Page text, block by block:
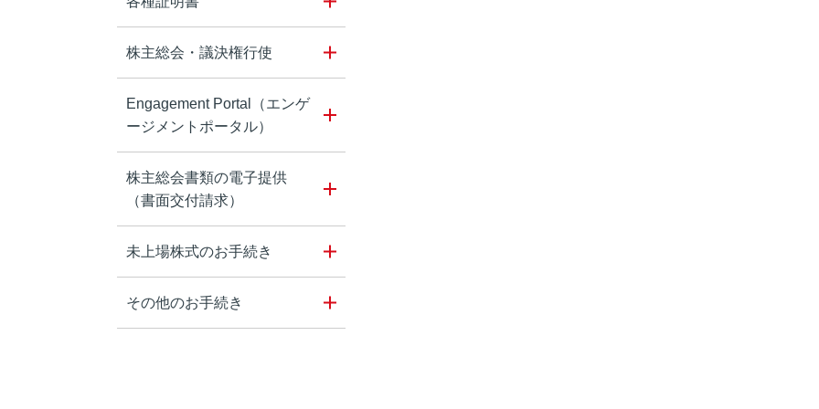
株主総会・議決権行使
Engagement Portal（エンゲ
ージメントポータル）
株主総会書類の電子提供
（書面交付請求）
未上場株式のお手続き
その他のお手続き